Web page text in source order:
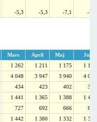
-5,3 -5,3 -7,1 -7,4
Mars April Maj
Juni
1 262 1 211 1 175
1 156
4 048 3 947 3 940
4 005
434 423 402
394
1 441 1 365 1 388
1 451
727 692 666
673
1 442 1 380 1 332
1 334